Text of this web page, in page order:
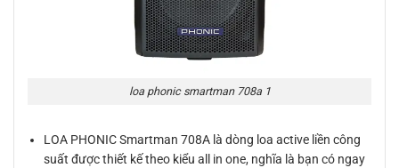
loa phonic smartman 708a 1
LOA PHONIC Smartman 708A là dòng loa active liền công
suất được thiết kế theo kiểu all in one, nghĩa là bạn có ngay